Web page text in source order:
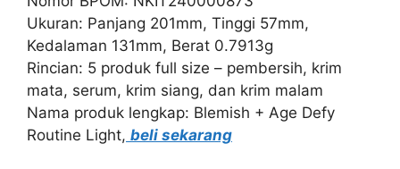
Ukuran: Panjang 201mm, Tinggi 57mm,
Kedalaman 131mm, Berat 0.7913g
Rincian: 5 produk full size – pembersih, krim
mata, serum, krim siang, dan krim malam
Nama produk lengkap: Blemish + Age Defy
Routine Light, beli sekarang